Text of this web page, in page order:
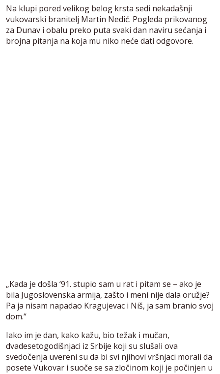
Na klupi pored velikog belog krsta sedi nekadašnji
vukovarski branitelj Martin Nedić. Pogleda prikovanog
za Dunav i obalu preko puta svaki dan naviru sećanja i
brojna pitanja na koja mu niko neće dati odgovore.
„Kada je došla ’91. stupio sam u rat i pitam se – ako je
bila Jugoslovenska armija, zašto i meni nije dala oružje?
Pa ja nisam napadao Kragujevac i Niš, ja sam branio svoj
dom.“
Iako im je dan, kako kažu, bio težak i mučan,
dvadesetogodišnjaci iz Srbije koji su slušali ova
svedočenja uvereni su da bi svi njihovi vršnjaci morali da
posete Vukovar i suoče se sa zločinom koji je počinjen u